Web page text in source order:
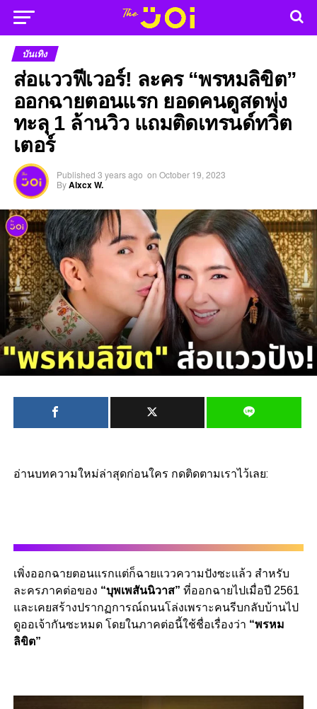
บันเทิง
ส่อแววฟีเวอร์! ละคร “พรหมลิขิต”
ออกฉายตอนแรก ยอดคนดูสดพุ่ง
ทะลุ 1 ล้านวิว แถมติดเทรนด์ทวิต
เตอร์
Published 3 years ago on October 19, 2023
ByAlxcx W.
อ่านบทความใหม่ล่าสุดก่อนใคร กดติดตามเราไว้เลย:
เพิ่งออกฉายตอนแรกแต่ก็ฉายแววความปังซะแล้ว สำหรับ
ละครภาคต่อของ “บุพเพสันนิวาส” ที่ออกฉายไปเมื่อปี 2561
และเคยสร้างปรากฏการณ์ถนนโล่งเพราะคนรีบกลับบ้านไป
ดูออเจ้ากันซะหมด โดยในภาคต่อนี้ใช้ชื่อเรื่องว่า “พรหม
ลิขิต”